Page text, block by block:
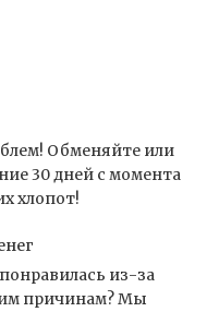
Обменяйте или
30 дней с момента
хлопот!
из-за
причинам? Мы